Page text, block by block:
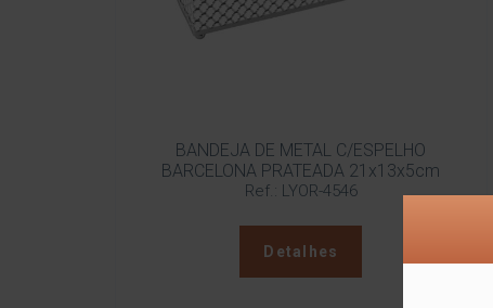
BANDEJA DE METAL C/ESPELHO
BARCELONA PRATEADA 21x13x5cm
Ref.: LYOR-4546
Detalhes